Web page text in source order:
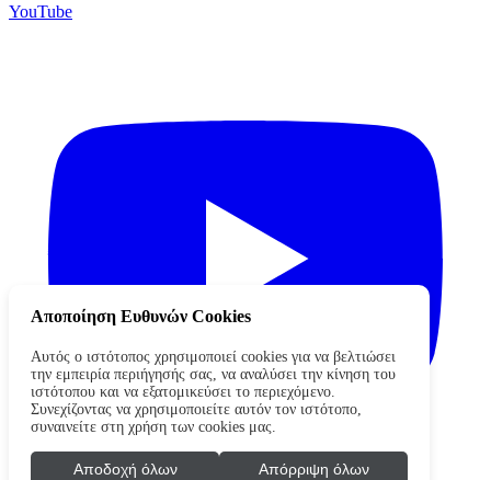
YouTube
Αποποίηση Ευθυνών Cookies
Αυτός ο ιστότοπος χρησιμοποιεί cookies για να βελτιώσει
την εμπειρία περιήγησής σας, να αναλύσει την κίνηση του
ιστότοπου και να εξατομικεύσει το περιεχόμενο.
Συνεχίζοντας να χρησιμοποιείτε αυτόν τον ιστότοπο,
συναινείτε στη χρήση των cookies μας.
Αποδοχή όλων Απόρριψη όλων